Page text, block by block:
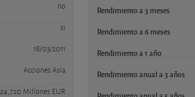
no
si
18/03/2011
Acciones Asia
24,720 Millones EUR
Rendimiento a 3 meses
Rendimiento a 6 meses
Rendimiento a 1 año
Rendimiento anual a 3 años